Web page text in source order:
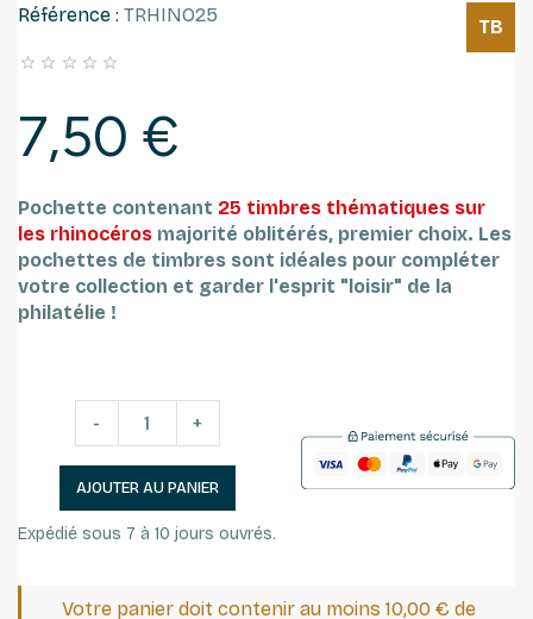
Référence : TRHINO25
TB
    
7,50 €
Pochette contenant 25 timbres thématiques sur
les rhinocéros majorité oblitérés, premier choix. Les
pochettes de timbres sont idéales pour compléter
votre collection et garder l'esprit "loisir" de la
philatélie !
- +
AJOUTER AU PANIER
Expédié sous 7 à 10 jours ouvrés.
Votre panier doit contenir au moins 10,00 € de